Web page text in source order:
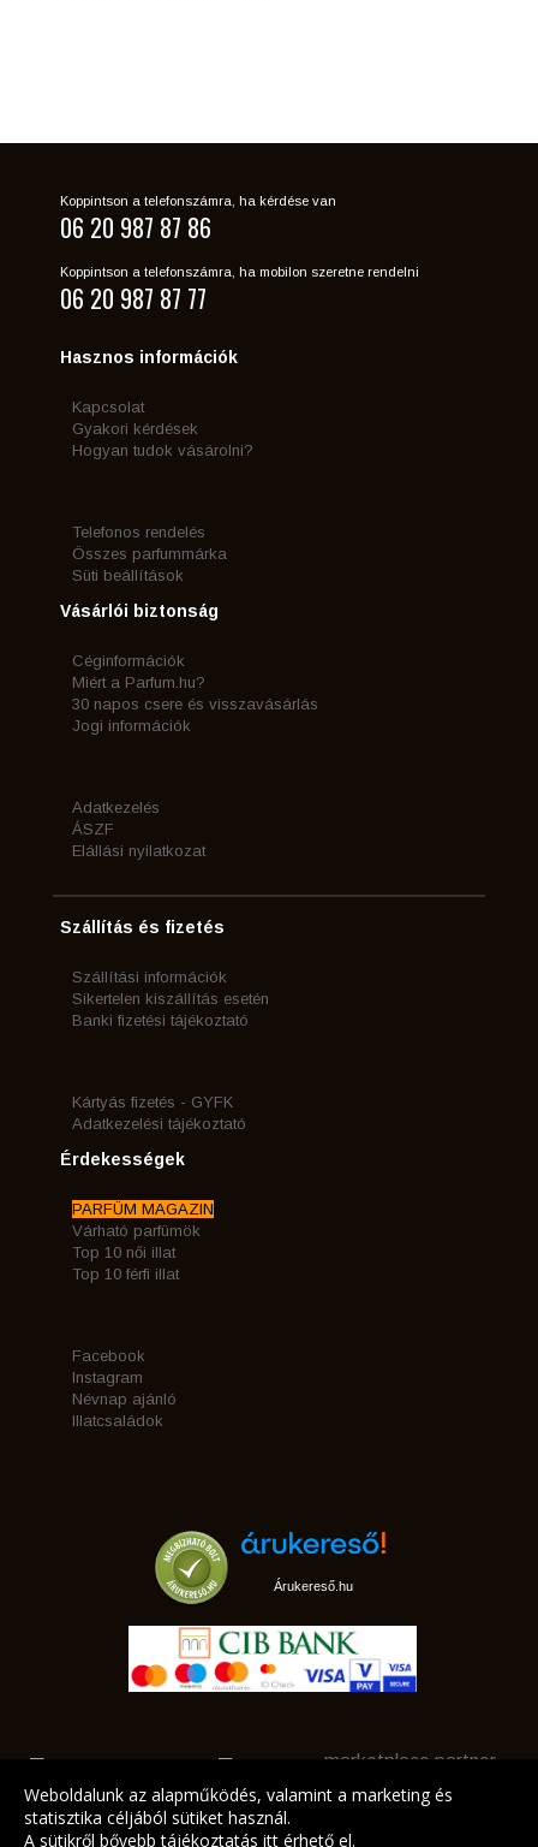
Koppintson a telefonszámra, ha kérdése van
06 20 987 87 86
Koppintson a telefonszámra, ha mobilon szeretne rendelni
06 20 987 87 77
Hasznos információk
Kapcsolat
Gyakori kérdések
Hogyan tudok vásárolni?
Telefonos rendelés
Összes parfummárka
Süti beállítások
Vásárlói biztonság
Céginformációk
Miért a Parfum.hu?
30 napos csere és visszavásárlás
Jogi információk
Adatkezelés
ÁSZF
Elállási nyilatkozat
Szállítás és fizetés
Szállítási információk
Sikertelen kiszállítás esetén
Banki fizetési tájékoztató
Kártyás fizetés - GYFK
Adatkezelési tájékoztató
Érdekességek
PARFÜM MAGAZIN
Várható parfümök
Top 10 női illat
Top 10 férfi illat
Facebook
Instagram
Névnap ajánló
Illatcsaládok
Árukereső.hu
marketplace partner
Weboldalunk az alapműködés, valamint a marketing és
statisztika céljából sütiket használ.
A sütikről bővebb tájékoztatás itt érhető el.